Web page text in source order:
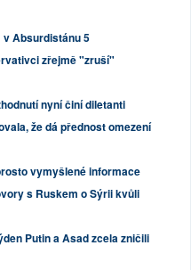
v Absurdistánu 5
zřejmě "zruší"
nyní činí diletanti
že dá přednost omezení
vymyšlené informace
s Ruskem o Sýrii kvůli
Putin a Asad zcela zničili